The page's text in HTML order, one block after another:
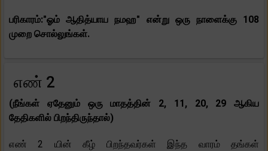
பரிகாரம்:"ஓம் ஆதித்யாய நமஹ" என்று ஒரு நாளைக்கு 108
முறை சொல்லுங்கள்.
எண் 2
(நீங்கள் ஏதேனும் ஒரு மாதத்தின் 2, 11, 20, 29 ஆகிய
தேதிகளில் பிறந்திருந்தால்)
எண் 2 யின் கீழ் பிறந்தவர்கள் இந்த வாரம் தங்கள்